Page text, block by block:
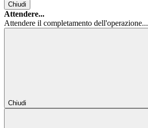
Chiudi
Attendere...
Attendere il completamento dell'operazione...
Chiudi